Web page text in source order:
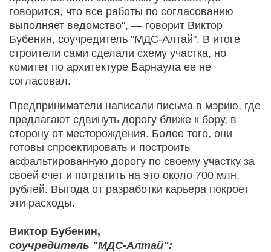
говорится, что все работы по согласованию
выполняет ведомство", — говорит Виктор
Бубенин, соучредитель "МДС-Алтай". В итоге
строители сами сделали схему участка, но
комитет по архитектуре Барнаула ее не
согласовал.
Предприниматели написали письма в мэрию, где
предлагают сдвинуть дорогу ближе к бору, в
сторону от месторождения. Более того, они
готовы спроектировать и построить
асфальтированную дорогу по своему участку за
своей счет и потратить на это около 700 млн.
рублей. Выгода от разработки карьера покроет
эти расходы.
Виктор Бубенин,
соучредитель "МДС-Алтай":